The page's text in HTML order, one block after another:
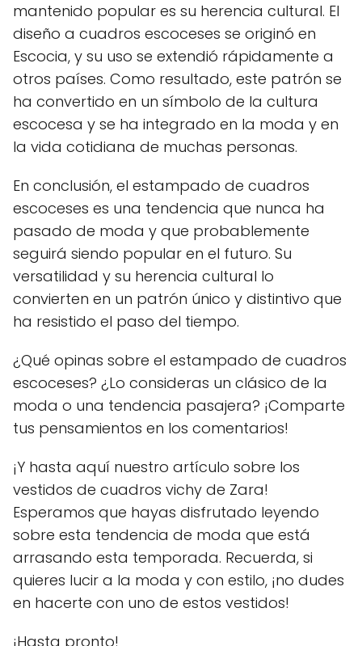
mantenido popular es su herencia cultural. El
diseño a cuadros escoceses se originó en
Escocia, y su uso se extendió rápidamente a
otros países. Como resultado, este patrón se
ha convertido en un símbolo de la cultura
escocesa y se ha integrado en la moda y en
la vida cotidiana de muchas personas.
En conclusión, el estampado de cuadros
escoceses es una tendencia que nunca ha
pasado de moda y que probablemente
seguirá siendo popular en el futuro. Su
versatilidad y su herencia cultural lo
convierten en un patrón único y distintivo que
ha resistido el paso del tiempo.
¿Qué opinas sobre el estampado de cuadros
escoceses? ¿Lo consideras un clásico de la
moda o una tendencia pasajera? ¡Comparte
tus pensamientos en los comentarios!
¡Y hasta aquí nuestro artículo sobre los
vestidos de cuadros vichy de Zara!
Esperamos que hayas disfrutado leyendo
sobre esta tendencia de moda que está
arrasando esta temporada. Recuerda, si
quieres lucir a la moda y con estilo, ¡no dudes
en hacerte con uno de estos vestidos!
¡Hasta pronto!